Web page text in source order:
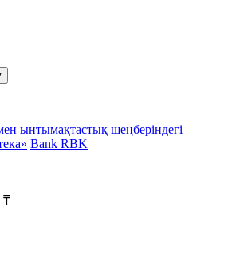
ынтымақтастық шеңберіндегі
Bank RBK
₸